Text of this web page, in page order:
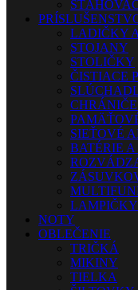
LADIČKY
STOJANY
STOLIČKY
ČISTIACE
SIEŤOVÉ
BATÉRIE
LAMPIČKY
NOTY
OBLEČENIE
TRIČKÁ
MIKINY
TIELKA